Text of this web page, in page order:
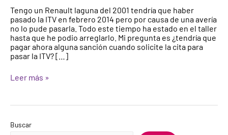
Tengo un Renault laguna del 2001 tendría que haber
pasado la ITV en febrero 2014 pero por causa de una avería
no lo pude pasarla. Todo este tiempo ha estado en el taller
hasta que he podio arreglarlo. Mi pregunta es ¿tendría que
pagar ahora alguna sanción cuando solicite la cita para
pasar la ITV? […]
la
Revisión
del
Vehículo
Caducado?
Leer más »
Buscar